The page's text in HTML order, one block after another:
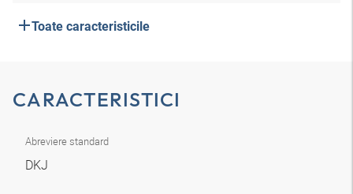
Toate caracteristicile
CARACTERISTICI
Abreviere standard
DKJ